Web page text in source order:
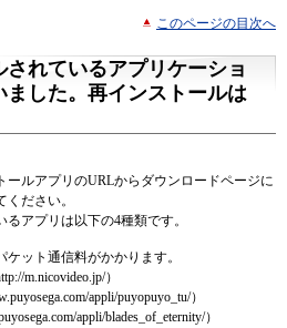
このページの目次へ
れているアプリケーショ
ました。再インストールは
ールアプリのURLからダウンロードページに
ださい。
アプリは以下の4種類です。
ット通信料がかかります。
m.nicovideo.jp/）
appli/puyopuyo_tu/）
appli/blades_of_eternity/）